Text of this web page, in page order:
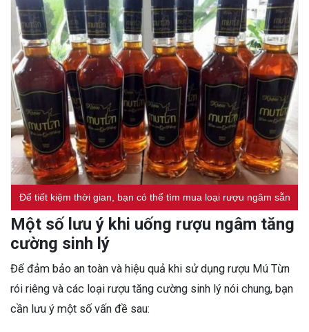
Để tiết kiệm thời gian, bạn có thể tìm mua loại rượu ngâm sẵn
Một số lưu ý khi uống rượu ngâm tăng
cường sinh lý
Để đảm bảo an toàn và hiệu quả khi sử dụng rượu Mú Từn
rói riêng và các loại rượu tăng cường sinh lý nói chung, bạn
cần lưu ý một số vấn đề sau: